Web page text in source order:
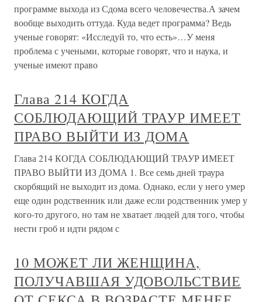
программе выхода из Сдома всего человечества.А зачем
вообще выходить оттуда. Куда ведет программа? Ведь
ученые говорят: «Исследуй то, что есть»…У меня
проблема с учеными, которые говорят, что и наука, и
ученые имеют право
Глава 214 КОГДА
СОБЛЮДАЮЩИЙ ТРАУР ИМЕЕТ
ПРАВО ВЫЙТИ ИЗ ДОМА
Глава 214 КОГДА СОБЛЮДАЮЩИЙ ТРАУР ИМЕЕТ
ПРАВО ВЫЙТИ ИЗ ДОМА 1. Все семь дней траура
скорбящий не выходит из дома. Однако, если у него умер
еще один родственник или даже если родственник умер у
кого-то другого, но там не хватает людей для того, чтобы
нести гроб и идти рядом с
10 МОЖЕТ ЛИ ЖЕНЩИНА,
ПОЛУЧАВШАЯ УДОВОЛЬСТВИЕ